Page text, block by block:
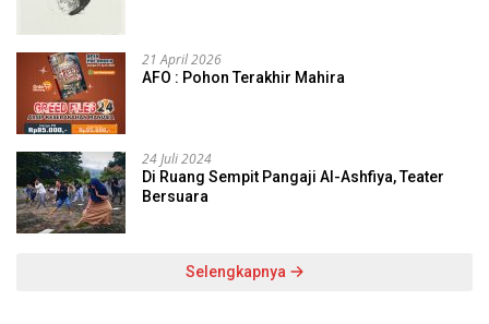
21 April 2026
AFO : Pohon Terakhir Mahira
24 Juli 2024
Di Ruang Sempit Pangaji Al-Ashfiya, Teater
Bersuara
Selengkapnya